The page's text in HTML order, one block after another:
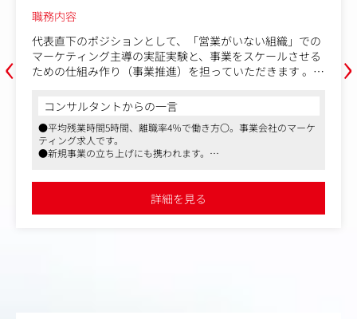
‹
職務内容
代表直下のポジションとして、「営業がいない組織」での
マーケティング主導の実証実験と、事業をスケールさせる
ための仕組み作り（事業推進）を担っていただきます 。現
ジェクトやタスクを同時並行でスピーディに進めるマルチ
タスク環境です。能力や成果次第で、任せる裁量と範囲は
青天井に広がります 。
＜ポジションの魅力＞
のもと、「営業がいない組織」でマーケティング主導の実
証実験の最前線に立てることができます
コンサルタントからの一言
●平均残業時間5時間、離職率4％で働き方〇。事業会社のマーケ
ティング求人です。
●新規事業の立ち上げにも携われます。
詳細を見る
›